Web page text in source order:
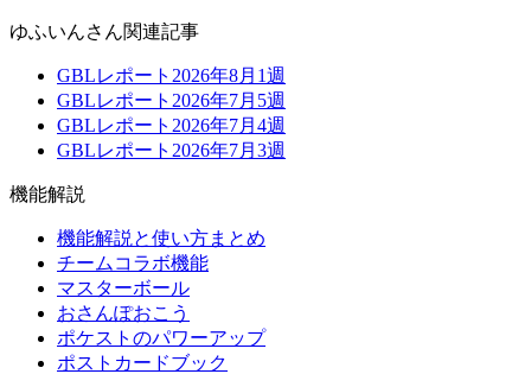
ゆふいんさん関連記事
GBLレポート2026年8月1週
GBLレポート2026年7月5週
GBLレポート2026年7月4週
GBLレポート2026年7月3週
機能解説
機能解説と使い方まとめ
チームコラボ機能
マスターボール
おさんぽおこう
ポケストのパワーアップ
ポストカードブック